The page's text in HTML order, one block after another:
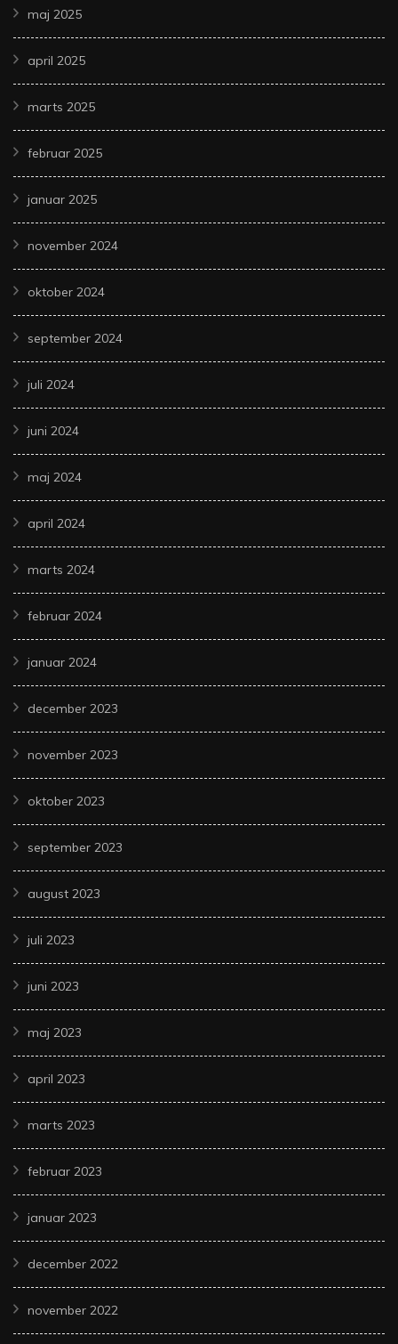
maj 2025
april 2025
marts 2025
februar 2025
januar 2025
november 2024
oktober 2024
september 2024
juli 2024
juni 2024
maj 2024
april 2024
marts 2024
februar 2024
januar 2024
december 2023
november 2023
oktober 2023
september 2023
august 2023
juli 2023
juni 2023
maj 2023
april 2023
marts 2023
februar 2023
januar 2023
december 2022
november 2022